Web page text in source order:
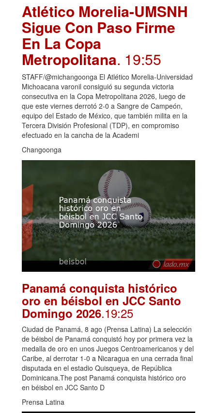
Atlético Morelia-UMSNH
Sigue Con Paso Firme
En La Copa
Metropolitana. 19:55
STAFF/@michangoonga El Atlético Morelia-Universidad
Michoacana varonil consiguió su segunda victoria
consecutiva en la Copa Metropolitana 2026, luego de
que este viernes derrotó 2-0 a Sangre de Campeón,
equipo del Estado de México, que también milita en la
Tercera División Profesional (TDP), en compromiso
efectuado en la cancha de la Academi
Changoonga
Panamá conquista histórico
oro en béisbol en JCC Santo
Domingo 2026.19:25
Ciudad de Panamá, 8 ago (Prensa Latina) La selección
de béisbol de Panamá conquistó hoy por primera vez la
medalla de oro en unos Juegos Centroamericanos y del
Caribe, al derrotar 1-0 a Nicaragua en una cerrada final
disputada en el estadio Quisqueya, de República
Dominicana.The post Panamá conquista histórico oro
en béisbol en JCC Santo D
Prensa Latina